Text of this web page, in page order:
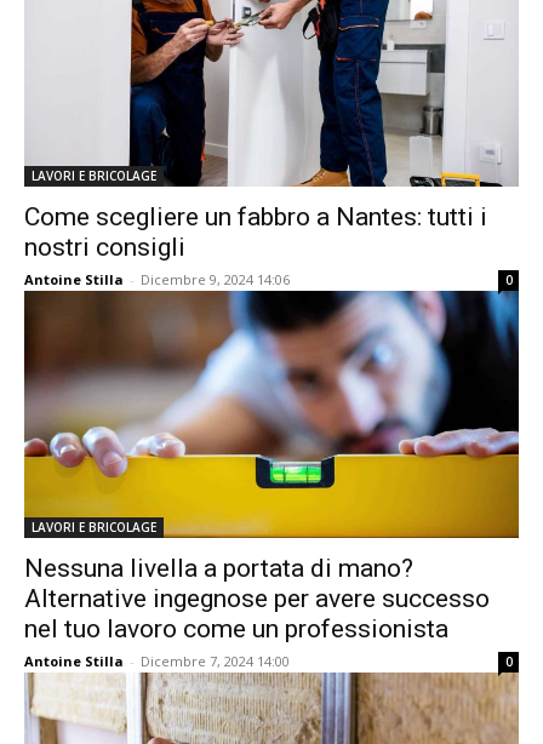
LAVORI E BRICOLAGE
Come scegliere un fabbro a Nantes: tutti i
nostri consigli
Antoine Stilla - Dicembre 9, 2024 14:06 0
LAVORI E BRICOLAGE
Nessuna livella a portata di mano?
Alternative ingegnose per avere successo
nel tuo lavoro come un professionista
Antoine Stilla - Dicembre 7, 2024 14:00 0